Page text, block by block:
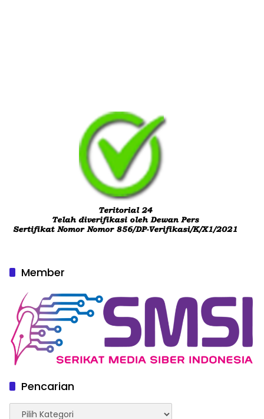
Member
Pencarian
Pencarian